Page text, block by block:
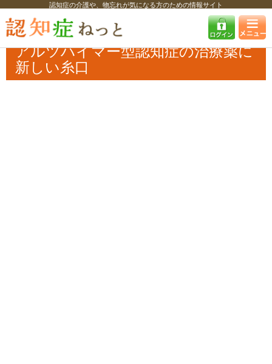
認知症の介護や、物忘れが気になる方のための情報サイト
認知症ねっと 認知症最新ニュース 学術・調査
アルツハイマー型認知
症の治療薬に新しい糸口
アルツハイマー型認知症の治療薬に
新しい糸口